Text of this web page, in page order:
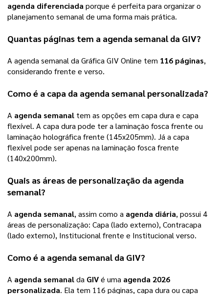
agenda diferenciada porque é perfeita para organizar o
planejamento semanal de uma forma mais prática.
Quantas páginas tem a agenda semanal da GIV?
A agenda semanal da Gráfica GIV Online tem 116 páginas,
considerando frente e verso.
Como é a capa da agenda semanal personalizada?
A agenda semanal tem as opções em capa dura e capa
flexível. A capa dura pode ter a laminação fosca frente ou
laminação holográfica frente (145x205mm). Já a capa
flexível pode ser apenas na laminação fosca frente
(140x200mm).
Quais as áreas de personalização da agenda
semanal?
A agenda semanal, assim como a agenda diária, possui 4
áreas de personalização: Capa (lado externo), Contracapa
(lado externo), Institucional frente e Institucional verso.
Como é a agenda semanal da GIV?
A agenda semanal da GIV é uma agenda 2026
personalizada. Ela tem 116 páginas, capa dura ou capa